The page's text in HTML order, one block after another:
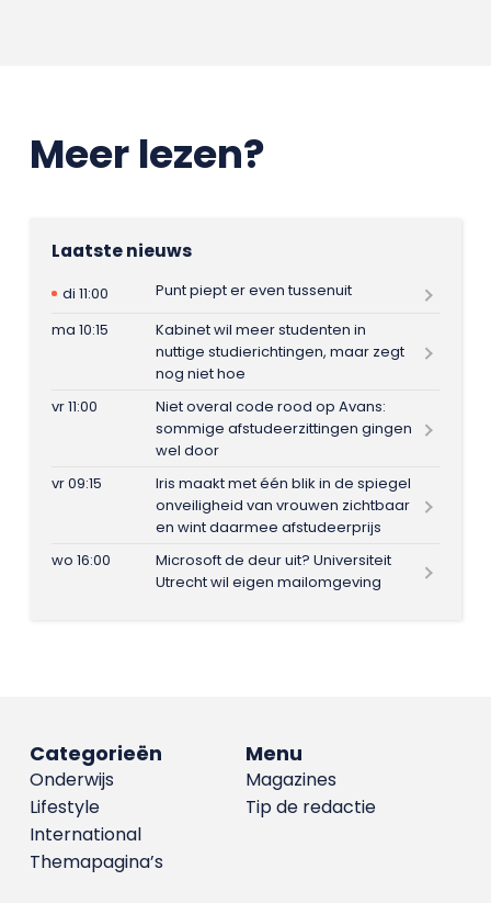
Meer lezen?
Laatste nieuws
di 11:00
Punt piept er even tussenuit
ma 10:15
Kabinet wil meer studenten in
nuttige studierichtingen, maar zegt
nog niet hoe
vr 11:00
Niet overal code rood op Avans:
sommige afstudeerzittingen gingen
wel door
vr 09:15
Iris maakt met één blik in de spiegel
onveiligheid van vrouwen zichtbaar
en wint daarmee afstudeerprijs
wo 16:00
Microsoft de deur uit? Universiteit
Utrecht wil eigen mailomgeving
Menu
Magazines
Tip de redactie
Categorieën
Onderwijs
Lifestyle
International
Themapagina’s